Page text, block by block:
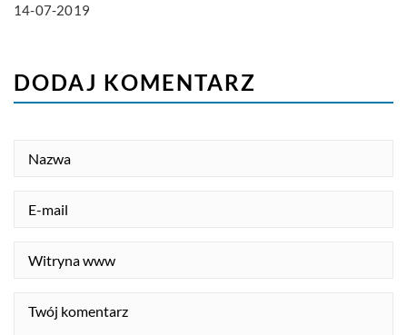
14-07-2019
DODAJ KOMENTARZ